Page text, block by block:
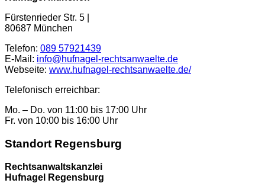
Fürstenrieder Str. 5
80687 München
Telefon: 089 57921439
E-Mail: info@hufnagel-rechtsanwaelte.de
Webseite: www.hufnagel-rechtsanwaelte.de/
Telefonisch erreichbar:
Mo. – Do. von 11:00 bis 17:00 Uhr
Fr. von 10:00 bis 16:00 Uhr
Standort Regensburg
Rechtsanwaltskanzlei
Hufnagel Regensburg